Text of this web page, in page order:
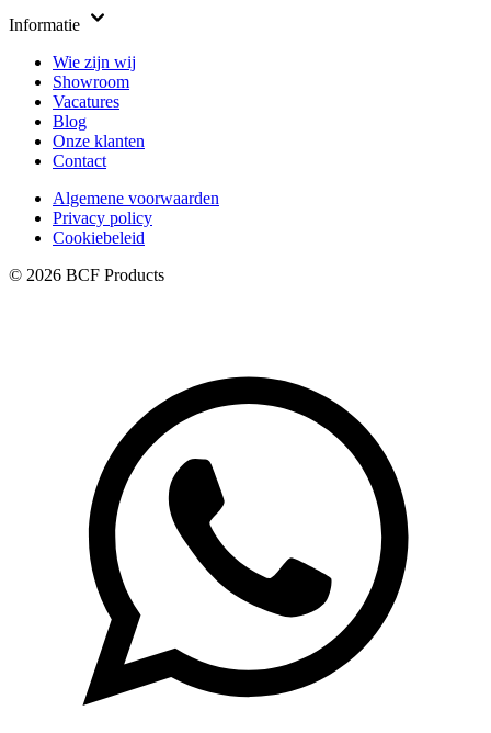
Informatie
Wie zijn wij
Showroom
Vacatures
Blog
Onze klanten
Contact
Algemene voorwaarden
Privacy policy
Cookiebeleid
© 2026 BCF Products